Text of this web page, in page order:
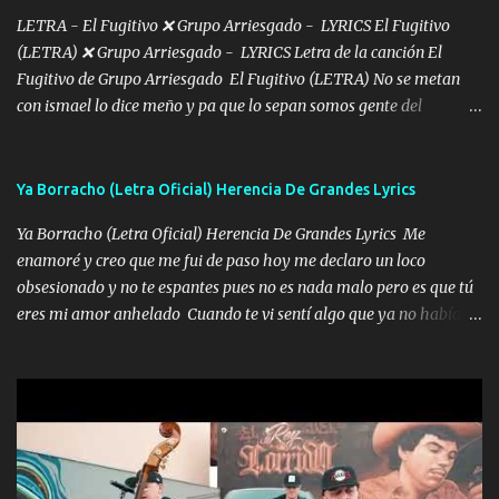
Intentar... ...
LETRA - El Fugitivo ❌ Grupo Arriesgado - LYRICS El Fugitivo
(LETRA) ❌ Grupo Arriesgado - LYRICS Letra de la canción El
Fugitivo de Grupo Arriesgado El Fugitivo (LETRA) No se metan
con ismael lo dice meño y pa que lo sepan somos gente del
grande traemos la bandera 04 se oye por los radios y bien
ofrece también peleam'os bien atentó el compa huicho la corta al
cinto y radios colgados cuando salimos del rancho carros
blindándos y bien equipados no somos gente de problemas pero
defendemos muy bien nuestra tierra buena sombra nos cobija y el
porque lo estimo y lo quiero ami lado vivi...
Ya Borracho (Letra Oficial) Herencia De Grandes Lyrics
Ya Borracho (Letra Oficial) Herencia De Grandes Lyrics Me
enamoré y creo que me fui de paso hoy me declaro un loco
obsesionado y no te espantes pues no es nada malo pero es que tú
eres mi amor anhelado Cuando te vi sentí algo que ya no había
cariño de mi alma Que pa febrero vendré frente a ti con mis
preguntas y digas que sí hacernos novios y verte feliz y muy
contenta como yo por ti Música Pregúntame qué es lo que me